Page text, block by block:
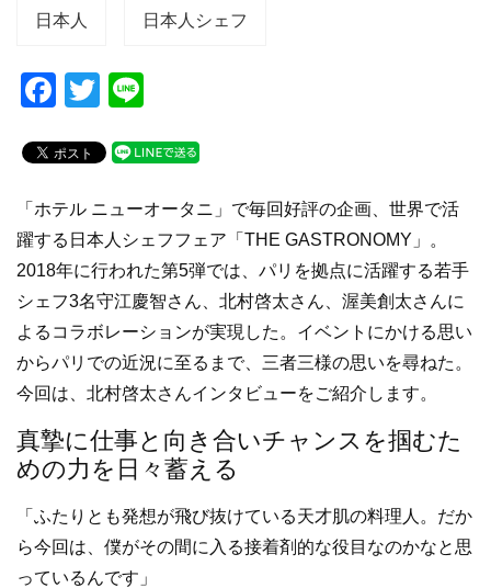
日本人 日本人シェフ
F
c
e
b
o
o
k
T
tt
er
e
「ホテル ニューオータニ」で毎回好評の企画、世界で活
躍する日本人シェフフェア「THE GASTRONOMY」。
2018年に行われた第5弾では、パリを拠点に活躍する若手
シェフ3名守江慶智さん、北村啓太さん、渥美創太さんに
よるコラボレーションが実現した。イベントにかける思い
からパリでの近況に至るまで、三者三様の思いを尋ねた。
今回は、北村啓太さんインタビューをご紹介します。
真摯に仕事と向き合いチャンスを掴むた
めの力を日々蓄える
「ふたりとも発想が飛び抜けている天才肌の料理人。だか
ら今回は、僕がその間に入る接着剤的な役目なのかなと思
っているんです」